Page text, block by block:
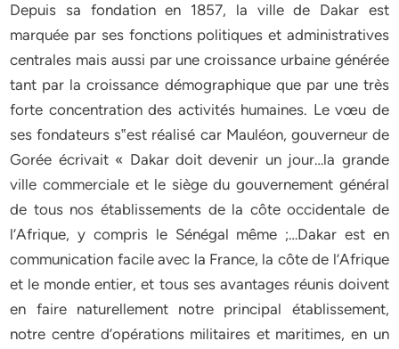
Depuis sa fondation en 1857, la ville de Dakar est
marquée par ses fonctions politiques et administratives
centrales mais aussi par une croissance urbaine générée
tant par la croissance démographique que par une très
forte concentration des activités humaines. Le vœu de
ses fondateurs s‟est réalisé car Mauléon, gouverneur de
Gorée écrivait « Dakar doit devenir un jour…la grande
ville commerciale et le siège du gouvernement général
de tous nos établissements de la côte occidentale de
l’Afrique, y compris le Sénégal même ;…Dakar est en
communication facile avec la France, la côte de l’Afrique
et le monde entier, et tous ses avantages réunis doivent
en faire naturellement notre principal établissement,
notre centre d’opérations militaires et maritimes, en un